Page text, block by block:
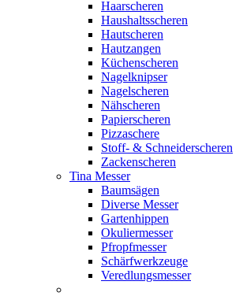
Haarscheren
Haushaltsscheren
Hautscheren
Hautzangen
Küchenscheren
Nagelknipser
Nagelscheren
Nähscheren
Papierscheren
Pizzaschere
Stoff- & Schneiderscheren
Zackenscheren
Tina Messer
Baumsägen
Diverse Messer
Gartenhippen
Okuliermesser
Pfropfmesser
Schärfwerkzeuge
Veredlungsmesser